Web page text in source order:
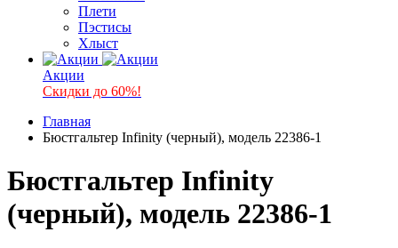
Плети
Пэстисы
Хлыст
Акции
Скидки до 60%!
Главная
Бюстгальтер Infinity (черный), модель 22386-1
Бюстгальтер Infinity
(черный), модель 22386-1